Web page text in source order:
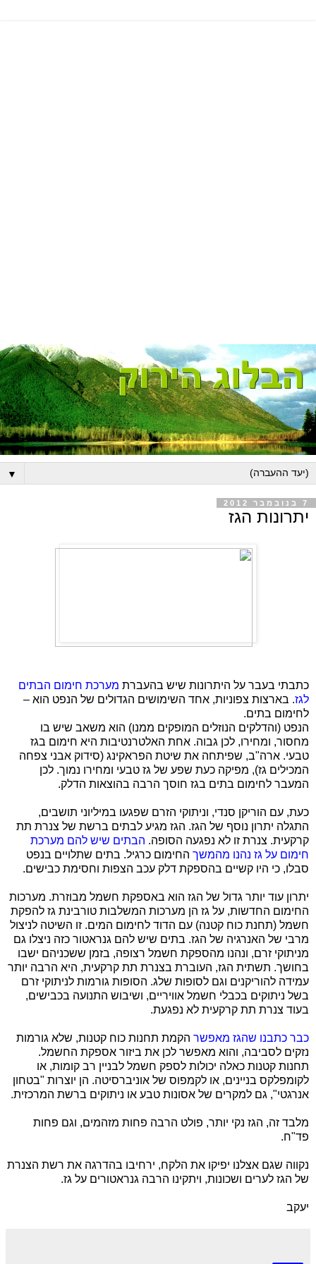
▼
7 בנובמבר 2012
יתרונות הגז
כתבתי בעבר על היתרונות שיש בהעברת מערכת חימום הבתים
לגז. בארצות צפוניות, אחד השימושים הגדולים של הנפט הוא –
לחימום בתים.
הנפט (והדלקים הנוזלים המופקים ממנו) הוא משאב שיש בו
מחסור, ומחירו, לכן גבוה. אחת האלטרנטיבות היא חימום בגז
טבעי. ארה"ב, שפיתחה את שיטת הפראקינג (סידוק אבני צפחה
המכילים גז), מפיקה כעת שפע של גז טבעי ומחירו נמוך. לכן
המעבר לחימום בתים בגז חוסך הרבה בהוצאות הדלק.
כעת, עם הוריקן סנדי, וניתוקי הזרם שפגעו במיליוני תושבים,
התגלה יתרון נוסף של הגז. הגז מגיע לבתים ברשת של צנרת תת
קרקעית. צנרת זו לא נפגעה הסופה. הבתים שיש להם מערכת
חימום על גז נהנו מהמשך החימום כרגיל. בתים שתלויים בנפט
סבלו, כי היו קשיים בהספקת דלק עכב הצפות וחסימת כבישים.
יתרון עוד יותר גדול של הגז הוא באספקת חשמל מבוזרת. מערכות
החימום החדשות, על גז הן מערכות המשלבות טורבינת גז להפקת
חשמל (תחנת כוח קטנה) עם הדוד לחימום המים. זו השיטה לניצול
מרבי של האנרגיה של הגז. בתים שיש להם גנראטור כזה ניצלו גם
מניתוקי זרם, ונהנו מהספקת חשמל רצופה, בזמן ששכניהם ישבו
בחושך. תשתית הגז, העוברת בצנרת תת קרקעית, היא הרבה יותר
עמידה להוריקנים וגם לסופות שלג. הסופות גורמות לניתוקי זרם
בשל ניתוקים בכבלי חשמל אוויריים, ושיבוש התנועה בכבישים,
בעוד צנרת תת קרקעית לא נפגעת.
כבר כתבנו שהגז מאפשר הקמת תחנות כוח קטנות, שלא גורמות
נזקים לסביבה, והוא מאפשר לכן את ביזור אספקת החשמל.
תחנות קטנות כאלה יכולות לספק חשמל לבניין רב קומות, או
לקומפלקס בניינים, או לקמפוס של אוניברסיטה. הן יוצרות "בטחון
אנרגטי", גם למקרים של אסונות טבע או ניתוקים ברשת המרכזית.
מלבד זה, הגז נקי יותר, פולט הרבה פחות מזהמים, וגם פחות
פד"ח.
נקווה שגם אצלנו יפיקו את הלקח, ירחיבו בהדרגה את רשת הצנרת
של הגז לערים ושכונות, ויתקינו הרבה גנראטורים על גז.
יעקב